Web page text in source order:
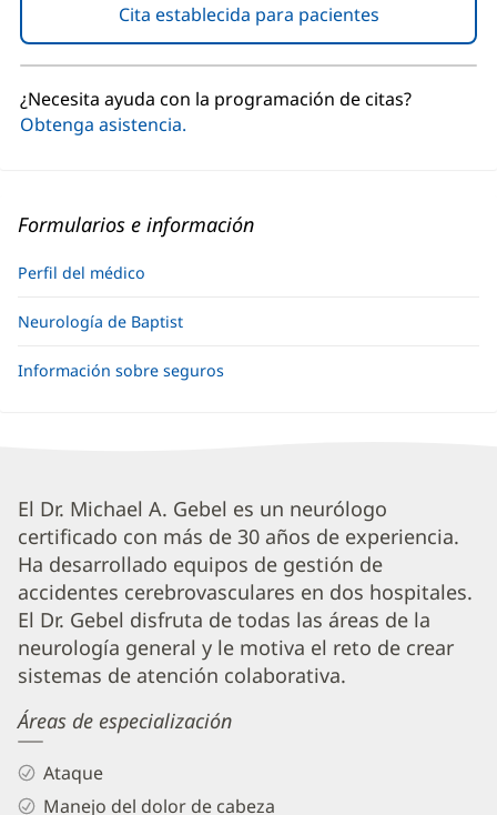
Cita establecida para pacientes
abre
en
una
ventana
¿Necesita ayuda con la programación de citas?
Obtenga asistencia.
Formularios e información
Perfil del médico
Neurología de Baptist
Información sobre seguros
Michael
Gebel,
MD
Biography
and
Info
El Dr. Michael A. Gebel es un neurólogo
certificado con más de 30 años de experiencia.
Ha desarrollado equipos de gestión de
accidentes cerebrovasculares en dos hospitales.
El Dr. Gebel disfruta de todas las áreas de la
neurología general y le motiva el reto de crear
sistemas de atención colaborativa.
Áreas de especialización
Ataque
Manejo del dolor de cabeza